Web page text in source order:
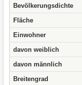
Bevölkerungsdichte
Fläche
Einwohner
davon weiblich
davon männlich
Breitengrad